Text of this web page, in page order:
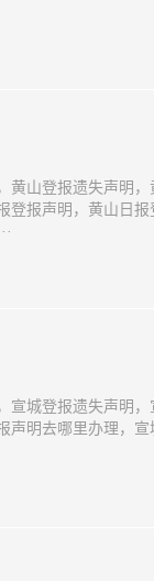
黄山登报遗失声明
登报声明，黄山日
宣城登报遗失声明
声明去哪里办理，